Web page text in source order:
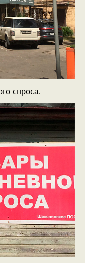
спроса.